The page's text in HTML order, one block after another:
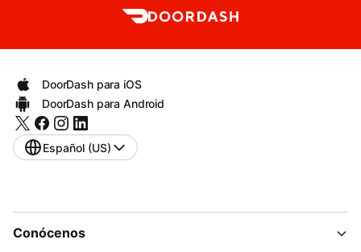
DoorDash para iOS
DoorDash para Android
Español (US)
Conócenos